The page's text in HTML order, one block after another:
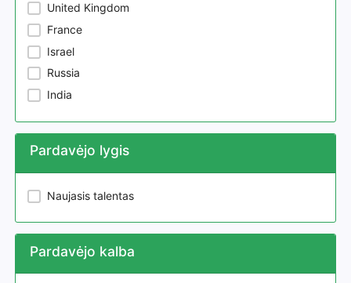
United Kingdom
France
Israel
Russia
India
Pardavėjo lygis
Naujasis talentas
Pardavėjo kalba